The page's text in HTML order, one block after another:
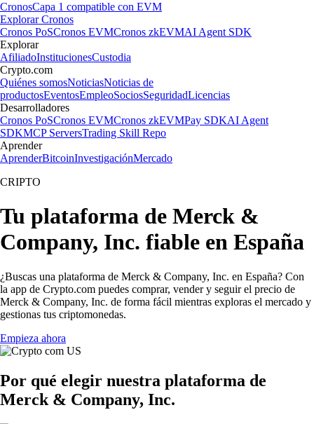
CronosCapa 1 compatible con EVM
Explorar Cronos
Cronos PoSCronos EVMCronos zkEVMAI Agent SDK
Explorar
AfiliadoInstitucionesCustodia
Crypto.com
Quiénes somosNoticiasNoticias de
productosEventosEmpleoSociosSeguridadLicencias
Desarrolladores
Cronos PoSCronos EVMCronos zkEVMPay SDKAI Agent
SDKMCP ServersTrading Skill Repo
Aprender
AprenderBitcoinInvestigaciónMercado
CRIPTO
Tu plataforma de Merck &
Company, Inc. fiable en España
¿Buscas una plataforma de Merck & Company, Inc. en España? Con
la app de Crypto.com puedes comprar, vender y seguir el precio de
Merck & Company, Inc. de forma fácil mientras exploras el mercado y
gestionas tus criptomonedas.
Empieza ahora
Por qué elegir nuestra plataforma de
Merck & Company, Inc.